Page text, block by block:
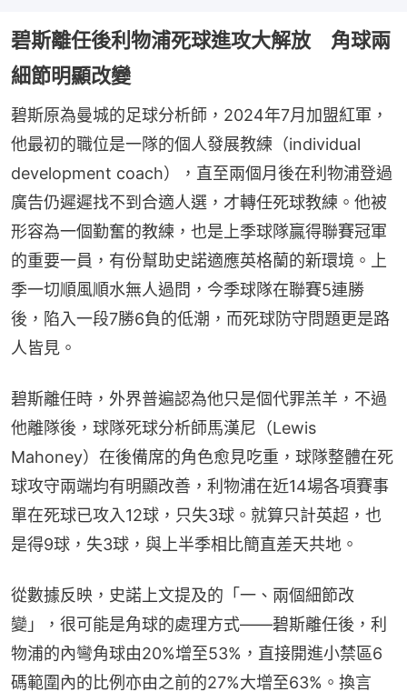
碧斯離任後利物浦死球進攻大解放 角球兩
細節明顯改變
碧斯原為曼城的足球分析師，2024年7月加盟紅軍，
他最初的職位是一隊的個人發展教練（individual
development coach），直至兩個月後在利物浦登過
廣告仍遲遲找不到合適人選，才轉任死球教練。他被
形容為一個勤奮的教練，也是上季球隊贏得聯賽冠軍
的重要一員，有份幫助史諾適應英格蘭的新環境。上
季一切順風順水無人過問，今季球隊在聯賽5連勝
後，陷入一段7勝6負的低潮，而死球防守問題更是路
人皆見。
碧斯離任時，外界普遍認為他只是個代罪羔羊，不過
他離隊後，球隊死球分析師馬漢尼（Lewis
Mahoney）在後備席的角色愈見吃重，球隊整體在死
球攻守兩端均有明顯改善，利物浦在近14場各項賽事
單在死球已攻入12球，只失3球。就算只計英超，也
是得9球，失3球，與上半季相比簡直差天共地。
從數據反映，史諾上文提及的「一、兩個細節改
變」，很可能是角球的處理方式——碧斯離任後，利
物浦的內彎角球由20%增至53%，直接開進小禁區6
碼範圍內的比例亦由之前的27%大增至63%。換言